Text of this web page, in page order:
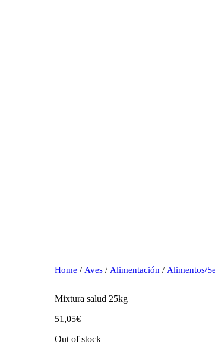
Home / Aves / Alimentación / Alimentos/
Mixtura salud 25kg
51,05€
Out of stock